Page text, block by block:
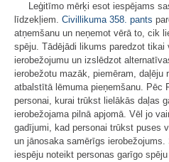
Leģitīmo mērķi esot iespējams
līdzekļiem. Civillikuma 358. pants
atņemšanu un neņemot vērā to, cik
spēju. Tādējādi likums paredzot tikai
ierobežojumu un izslēdzot
ierobežotu mazāk, piemēram, daļēju
atbalstītā lēmuma pieņemšanu. Pēc
personai, kurai trūkst lielākās daļas
ierobežojama pilnā apjomā. Vēl jo
gadījumi, kad personai trūkst puses
un jānosaka samērīgs
iespēju noteikt personas garīgo